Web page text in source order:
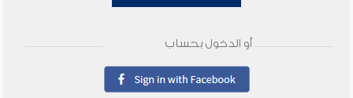
أو الدخول بحساب